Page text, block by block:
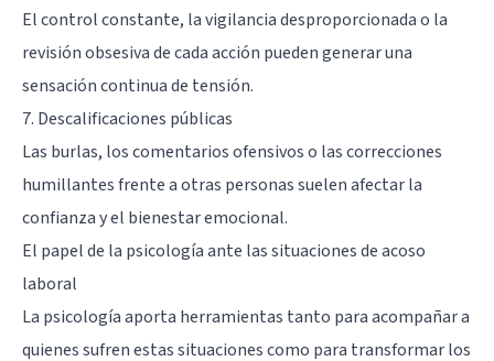
El control constante, la vigilancia desproporcionada o la
revisión obsesiva de cada acción pueden generar una
sensación continua de tensión.
7. Descalificaciones públicas
Las burlas, los comentarios ofensivos o las correcciones
humillantes frente a otras personas suelen afectar la
confianza y el bienestar emocional.
El papel de la psicología ante las situaciones de acoso
laboral
La psicología aporta herramientas tanto para acompañar a
quienes sufren estas situaciones como para transformar los